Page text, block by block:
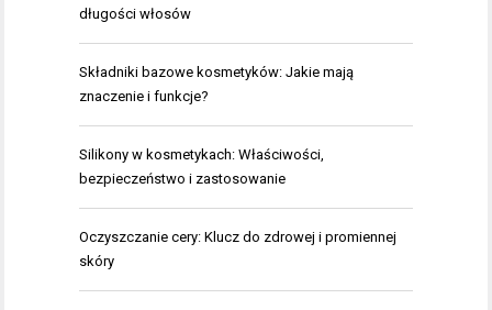
długości włosów
Składniki bazowe kosmetyków: Jakie mają
znaczenie i funkcje?
Silikony w kosmetykach: Właściwości,
bezpieczeństwo i zastosowanie
Oczyszczanie cery: Klucz do zdrowej i promiennej
skóry